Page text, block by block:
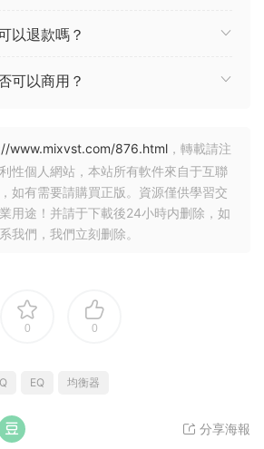
以退款嗎？
可以商用？
www.mixvst.com/876.html ，轉載請注
性個人網站，本站所有軟件來自于互聯
如有需要請購買正版。資源僅供學習交
用途！并請于下載後24小時内删除，如
我們，我們立刻删除。
0 0
EQ 均衡器
分享海報